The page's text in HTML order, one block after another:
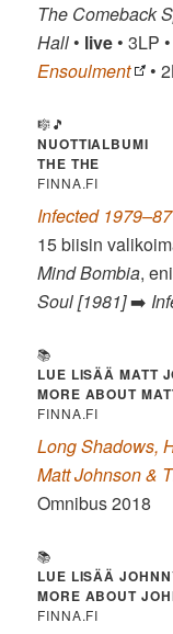
The Comeback
Hall • live • 3LP
Ensoulment
•
🎼🎵
NUOTTIALBUMI
THE THE
FINNA.FI
Infected 1979–87
15 biisin
Mind Bombia,
Soul [1981]➡️
📚
LUE LISÄÄ MATT
MORE ABOUT
FINNA.FI
Long Shadows,
Matt Johnson &
Omnibus 2018
📚
LUE LISÄÄ
MORE ABOUT
FINNA.FI